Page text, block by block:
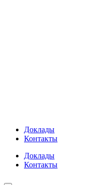
Доклады
Контакты
Доклады
Контакты